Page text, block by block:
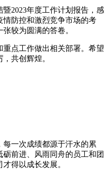
2023年度工作计划报告，感
防控和激烈竞争市场的考
较为圆满的答卷。
点工作做出相关部署。希望
共创辉煌。
一次成绩都源于汗水的累
前进、风雨同舟的员工和团
得以成长发展。